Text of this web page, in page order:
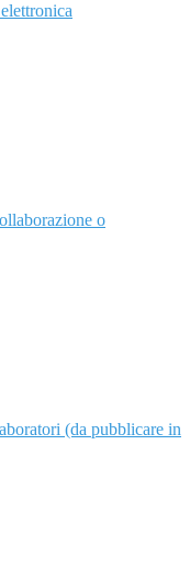
o
(da pubblicare in